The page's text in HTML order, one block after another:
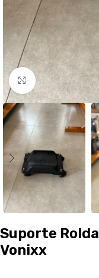
Clique para
Suporte
Vonixx